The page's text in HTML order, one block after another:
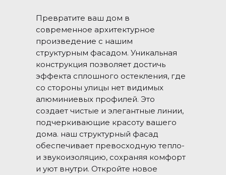
Превратите ваш дом в
современное архитектурное
произведение с нашим
структурным фасадом. Уникальная
конструкция позволяет достичь
эффекта сплошного остекления, где
со стороны улицы нет видимых
алюминиевых профилей. Это
создает чистые и элегантные линии,
подчеркивающие красоту вашего
дома. наш структурный фасад
обеспечивает превосходную тепло-
и звукоизоляцию, сохраняя комфорт
и уют внутри. Откройте новое